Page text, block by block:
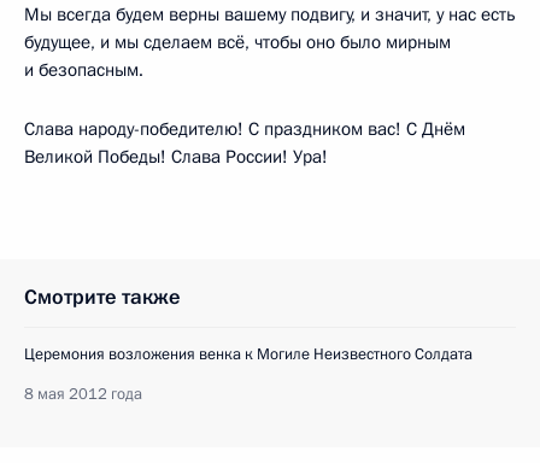
Мы всегда будем верны вашему подвигу, и значит, у нас есть
будущее, и мы сделаем всё, чтобы оно было мирным
и безопасным.
Слава народу-победителю! С праздником вас! С Днём
Великой Победы! Слава России! Ура!
Смотрите также
Церемония возложения венка к Могиле Неизвестного Солдата
8 мая 2012 года